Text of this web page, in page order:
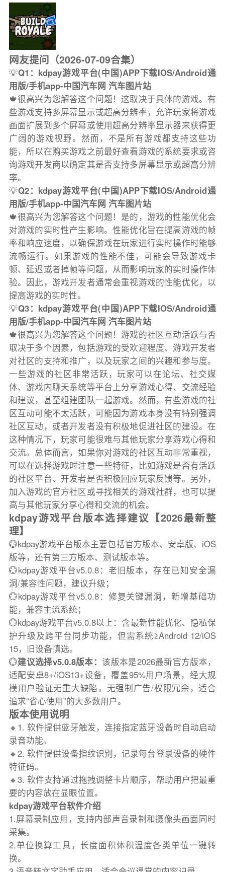
网友提问（2026-07-09合集）
💡Q1：kdpay游戏平台(中国)APP下载IOS/Android通
用版/手机app-中国汽车网 汽车图片站
🍁很高兴为您解答这个问题！这取决于具体的游戏。有
些游戏支持多屏幕显示或超高分辨率，允许玩家将游戏
画面扩展到多个屏幕或使用超高分辨率显示器来获得更
广阔的游戏视野。然而，不是所有游戏都支持这些功
能，所以在购买游戏之前最好查看游戏的系统要求或咨
询游戏开发商以确定其是否支持多屏幕显示或超高分辨
率。
💡Q2：kdpay游戏平台(中国)APP下载IOS/Android通
用版/手机app-中国汽车网 汽车图片站
🍁很高兴为您解答这个问题！是的，游戏的性能优化会
对游戏的实时性产生影响。性能优化旨在提高游戏的帧
率和响应速度，以确保游戏在玩家进行实时操作时能够
流畅运行。如果游戏的性能不佳，可能会导致游戏卡
顿、延迟或者掉帧等问题，从而影响玩家的实时操作体
验。因此，游戏开发者通常会重视游戏的性能优化，以
提高游戏的实时性。
💡Q3：kdpay游戏平台(中国)APP下载IOS/Android通
用版/手机app-中国汽车网 汽车图片站
🍁很高兴为您解答这个问题！游戏的社区互动活跃与否
取决于多个因素，包括游戏的受欢迎程度、游戏开发者
对社区的支持和推广，以及玩家之间的兴趣和参与度。
一些游戏的社区非常活跃，玩家可以在论坛、社交媒
体、游戏内聊天系统等平台上分享游戏心得、交流经验
和建议，甚至组建团队一起游戏。然而，有些游戏的社
区互动可能不太活跃，可能因为游戏本身没有特别强调
社区互动，或者开发者没有积极地促进社区的建设。在
这种情况下，玩家可能很难与其他玩家分享游戏心得和
交流。总体而言，如果你对游戏的社区互动非常重视，
可以在选择游戏时注意一些特征，比如游戏是否有活跃
的社区平台、开发者是否积极回应玩家反馈等。另外，
加入游戏的官方社区或寻找相关的游戏社群，也可以提
高与其他玩家分享心得和交流的机会。
kdpay游戏平台版本选择建议【2026最新整
理】
💮kdpay游戏平台版本主要包括官方版本、安卓版、iOS
版等，还有第三方版本、测试版本等。
💮kdpay游戏平台v5.0.8：老旧版本，存在已知安全漏
洞/兼容性问题，建议升级；
💮kdpay游戏平台v5.0.8：修复关键漏洞，新增基础功
能，兼容主流系统；
💮kdpay游戏平台v5.0.8以上：含最新性能优化、隐私保
护升级及跨平台同步功能，但需系统≥Android 12/iOS
15，旧设备慎选。
💮建议选择v5.0.8版本：该版本是2026最新官方版本，
适配安卓8+/iOS13+设备，覆盖95%用户场景，经大规
模用户验证无重大缺陷，无强制广告/权限冗余，适合
追求“省心使用”的大多数用户。
版本使用说明
🔸1. 软件提供蓝牙触发，连接指定蓝牙设备时自动启动
录音功能。
🔸2. 软件提供设备指纹识别，记录每台登录设备的硬件
特征码。
🔸3. 软件支持通过拖拽调整卡片顺序，帮助用户把最重
要的内容放在显眼位置。
kdpay游戏平台软件介绍
1.屏幕录制应用，支持内部声音录制和摄像头画面同时
采集。
2.单位换算工具，长度面积体积温度各类单位一键转
换。